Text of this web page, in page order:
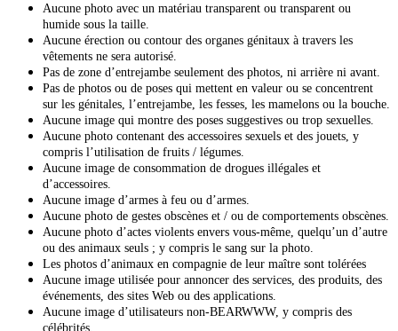
Aucune photo avec un matériau transparent ou transparent ou
humide sous la taille.
Aucune érection ou contour des organes génitaux à travers les
vêtements ne sera autorisé.
Pas de zone d’entrejambe seulement des photos, ni arrière ni avant.
Pas de photos ou de poses qui mettent en valeur ou se concentrent
sur les génitales, l’entrejambe, les fesses, les mamelons ou la bouche.
Aucune image qui montre des poses suggestives ou trop sexuelles.
Aucune photo contenant des accessoires sexuels et des jouets, y
compris l’utilisation de fruits / légumes.
Aucune image de consommation de drogues illégales et
d’accessoires.
Aucune image d’armes à feu ou d’armes.
Aucune photo de gestes obscènes et / ou de comportements obscènes.
Aucune photo d’actes violents envers vous-même, quelqu’un d’autre
ou des animaux seuls ; y compris le sang sur la photo.
Les photos d’animaux en compagnie de leur maître sont tolérées
Aucune image utilisée pour annoncer des services, des produits, des
événements, des sites Web ou des applications.
Aucune image d’utilisateurs non-BEARWWW, y compris des
célébrités.